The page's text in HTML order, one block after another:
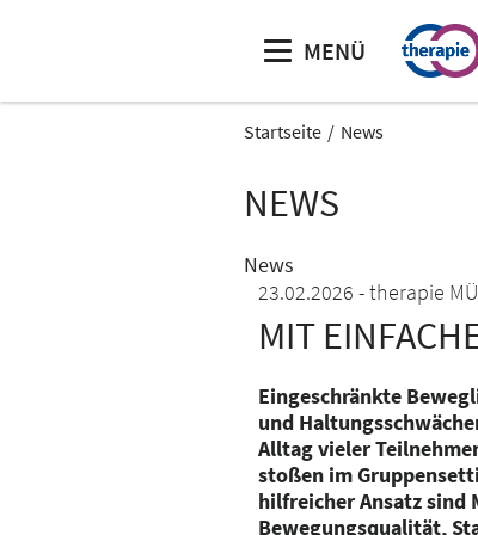
MENÜ
Startseite News
NEWS
News
23.02.2026
therapie
MIT
Eingeschränkte
und
Alltag vieler
stoßen im
hilfreicher Ansatz sind
Bewegungsqualität,